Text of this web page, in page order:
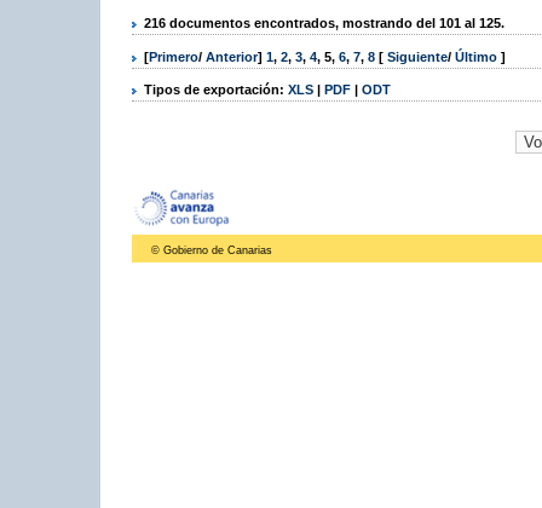
216 documentos encontrados, mostrando del 101 al 125.
[Primero/ Anterior] 1, 2, 3, 4, 5, 6, 7, 8 [ Siguiente/ Último ]
Tipos de exportación: XLS | PDF | ODT
© Gobierno de Canarias